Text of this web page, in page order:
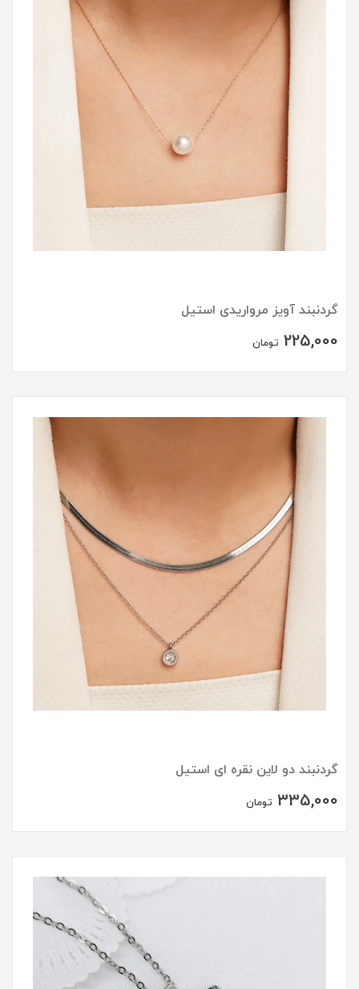
گردنبند آویز مرواریدی استیل
225,000 تومان
گردنبند دو لاین نقره ای استیل
335,000 تومان